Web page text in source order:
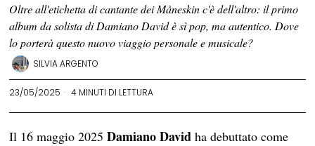
Oltre all'etichetta di cantante dei Måneskin c'è dell'altro: il primo
album da solista di Damiano David è sì pop, ma autentico. Dove
lo porterà questo nuovo viaggio personale e musicale?
SILVIA ARGENTO
23/05/2025 4 MINUTI DI LETTURA
Il 16 maggio 2025Damiano David ha debuttato come